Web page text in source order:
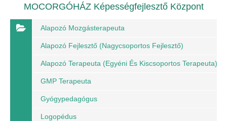
MOCORGÓHÁZ Képességfejlesztő Központ
Alapozó Mozgásterapeuta
Alapozó Fejlesztő (nagycsoportos Fejlesztő)
Alapozó Terapeuta (egyéni És Kiscsoportos Terapeuta)
GMP Terapeuta
Gyógypedagógus
Logopédus